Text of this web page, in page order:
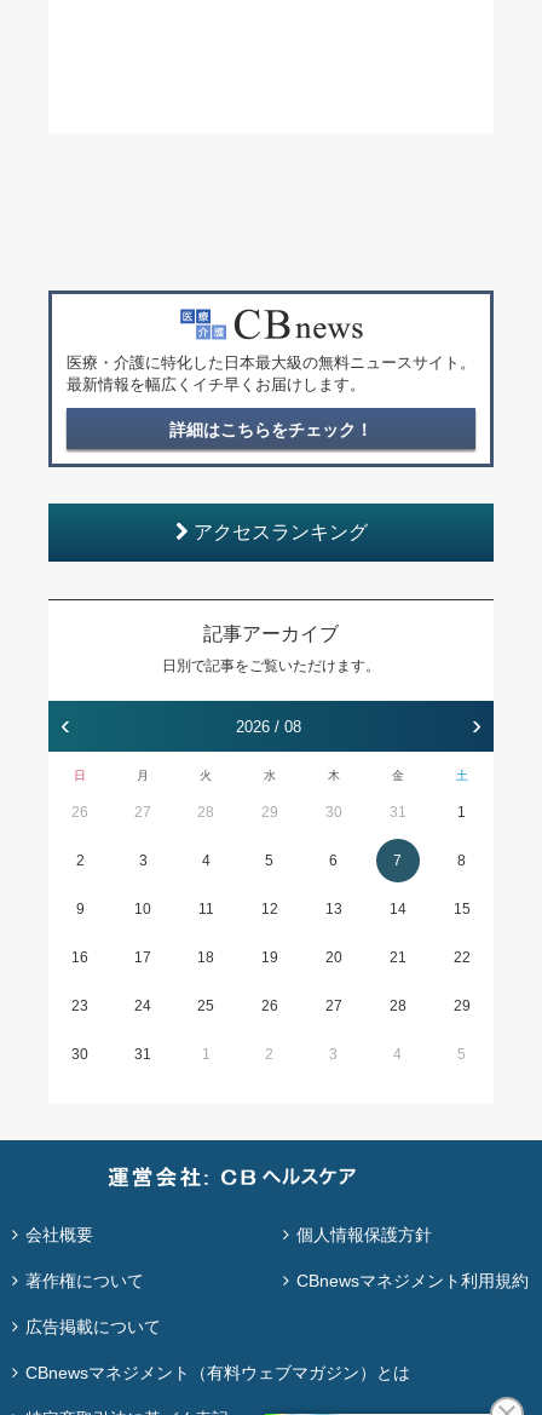
医療・介護に特化した日本最大級の無料ニュースサイト。
最新情報を幅広くイチ早くお届けします。
詳細はこちらをチェック！
アクセスランキング
記事アーカイブ
日別で記事をご覧いただけます。
‹ 2026 / 08 ›
日 月 火 水 木 金 土
26 27 28 29 30 31 1
2 3 4 5 6 7 8
9 10 11 12 13 14 15
16 17 18 19 20 21 22
23 24 25 26 27 28 29
30 31 1 2 3 4 5
会社概要 個人情報保護方針
著作権について CBnewsマネジメント利用規約
広告掲載について
CBnewsマネジメント（有料ウェブマガジン）とは